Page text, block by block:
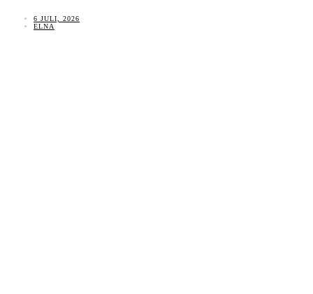
6 JULI, 2026
ELNA